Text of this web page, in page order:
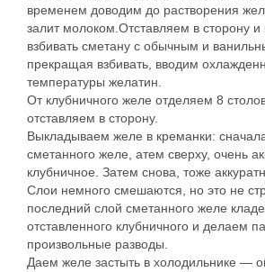
временем доводим до растворения
залит молоком.Отставляем в сторону
взбивать сметану с обычным и
прекращая взбивать, вводим
температуры желатин.
От клубничного желе отделяем 8
отставляем в сторону.
Выкладываем желе в креманки:
сметанного желе, атем сверху, очень
клубничное. Затем снова, тоже
Слои немного смешаются, но это не
последний слой сметанного желе
отставленного клубничного и делаем
произвольные разводы.
Даем желе застыть в холодильнике —